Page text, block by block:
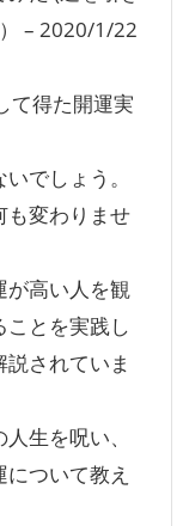
– 2020/1/22
て得た開運実
でしょう。
も変わりませ
が高い人を観
とを実践し
されていま
生を呪い、
ついて教え